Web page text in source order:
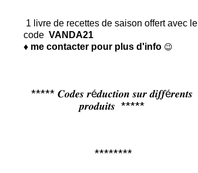
1 livre de recettes de saison offertavec le
code VANDA21
♦ me contacter pour plus d'info 😉
***** 𝑪𝒐𝒅𝒆𝒔 𝒓é𝒅𝒖𝒄𝒕𝒊𝒐𝒏 𝒔𝒖𝒓 𝒅𝒊𝒇𝒇é𝒓𝒆𝒏𝒕𝒔
𝒑𝒓𝒐𝒅𝒖𝒊𝒕𝒔 *****
********